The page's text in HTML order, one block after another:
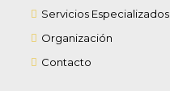
Servicios Especializados
Organización
Contacto